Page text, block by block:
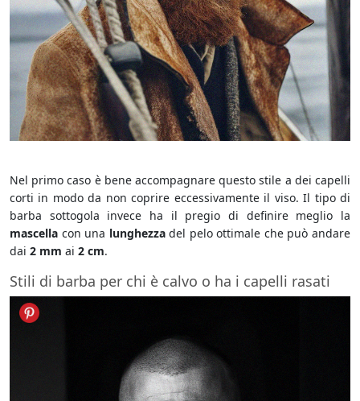
Nel primo caso è bene accompagnare questo stile a dei capelli
corti in modo da non coprire eccessivamente il viso. Il tipo di
barba sottogola invece ha il pregio di definire meglio la
mascella con una lunghezzadel pelo ottimale che può andare
dai 2 mm ai 2 cm.
Stili di barba per chi è calvo o ha i capelli rasati